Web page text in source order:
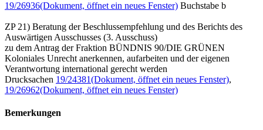
19/26936(Dokument, öffnet ein neues Fenster) Buchstabe b
ZP 21) Beratung der Beschlussempfehlung und des Berichts des
Auswärtigen Ausschusses (3. Ausschuss)
zu dem Antrag der Fraktion BÜNDNIS 90/DIE GRÜNEN
Koloniales Unrecht anerkennen, aufarbeiten und der eigenen
Verantwortung international gerecht werden
Drucksachen 19/24381(Dokument, öffnet ein neues Fenster),
19/26962(Dokument, öffnet ein neues Fenster)
Bemerkungen